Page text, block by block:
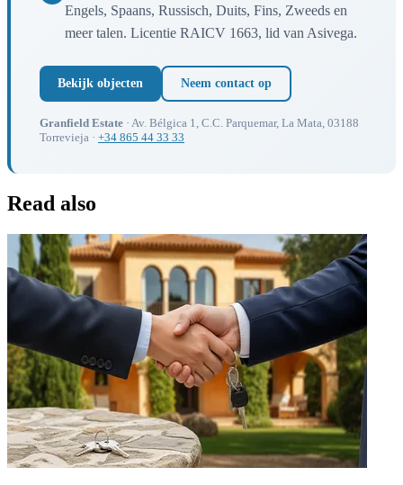
Engels, Spaans, Russisch, Duits, Fins, Zweeds en
meer talen. Licentie RAICV 1663, lid van Asivega.
Bekijk objecten Neem contact op
Granfield Estate · Av. Bélgica 1, C.C. Parquemar, La Mata, 03188
Torrevieja · +34 865 44 33 33
Read also